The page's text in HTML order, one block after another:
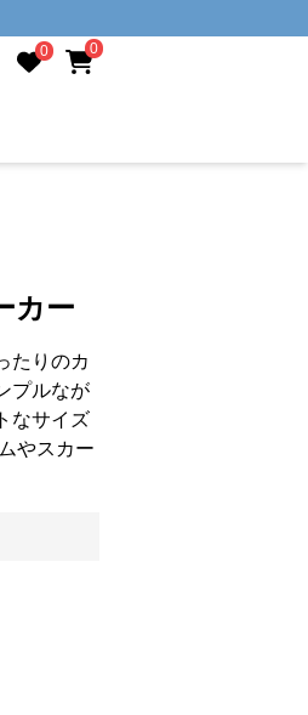
0 0
カー
たりのカ
プルなが
なサイズ
やスカー